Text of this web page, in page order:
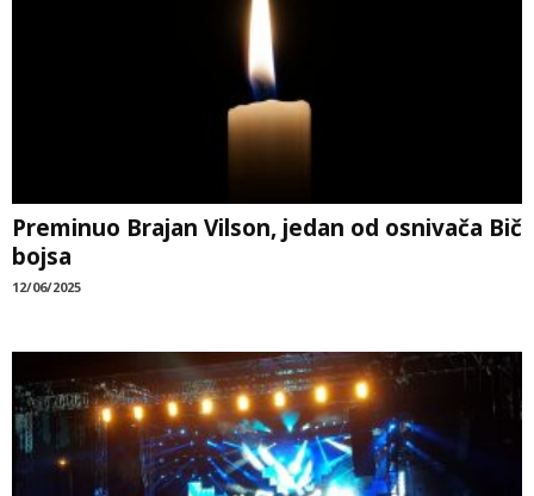
Preminuo Brajan Vilson, jedan od osnivača Bič
bojsa
12/06/2025